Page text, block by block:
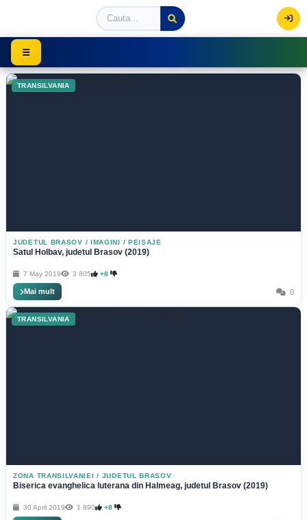
Viziteaza Romania | Obiective Turistice | Trasee
☰
TRANSILVANIA
JUDETUL BRASOV / IMAGINI / PEISAJE
Satul Holbav, judetul Brasov (2019)
7 May 2019 3 805 +8
Mai mult 0
TRANSILVANIA
ZONA TRANSILVANIEI / JUDETUL BRASOV
Biserica evanghelica luterana din Halmeag, judetul Brasov (2019)
30 April 2019 1 890 +8